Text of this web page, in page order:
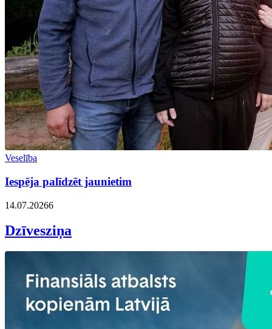
Veselība
Iespēja palīdzēt jaunietim
14.07.20266
Dzīvesziņa